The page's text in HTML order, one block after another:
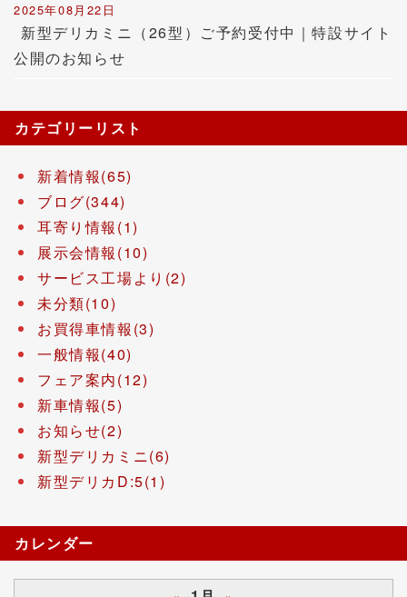
2025年08月22日
新型デリカミニ（26型）ご予約受付中｜特設サイト
公開のお知らせ
カテゴリーリスト
新着情報(65)
ブログ(344)
耳寄り情報(1)
展示会情報(10)
サービス工場より(2)
未分類(10)
お買得車情報(3)
一般情報(40)
フェア案内(12)
新車情報(5)
お知らせ(2)
新型デリカミニ(6)
新型デリカD:5(1)
カレンダー